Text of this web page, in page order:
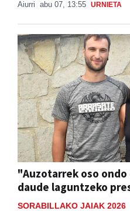
Aiurri abu 07, 13:55 URNIETA
"Auzotarrek oso
daude laguntzeko
SORABILLAKO JAIAK 2026